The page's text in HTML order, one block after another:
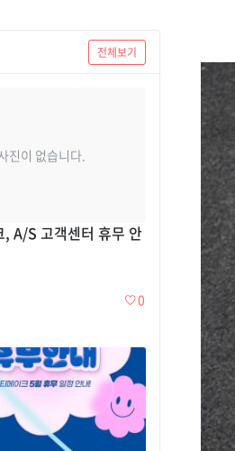
전체보기
진이 없습니다.
, A/S 고객센터 휴무 안
0